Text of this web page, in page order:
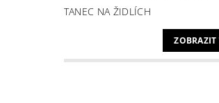
TANEC NA ŽIDLÍCH
ZOBRAZIT